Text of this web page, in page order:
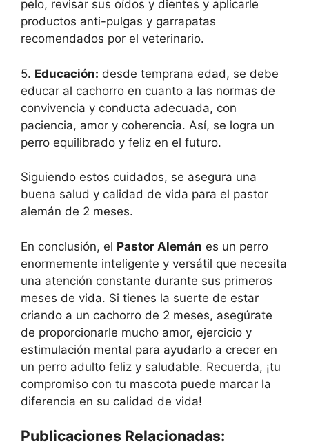
pelo, revisar sus oídos y dientes y aplicarle
productos anti-pulgas y garrapatas
recomendados por el veterinario.
5. Educación: desde temprana edad, se debe
educar al cachorro en cuanto a las normas de
convivencia y conducta adecuada, con
paciencia, amor y coherencia. Así, se logra un
perro equilibrado y feliz en el futuro.
Siguiendo estos cuidados, se asegura una
buena salud y calidad de vida para el pastor
alemán de 2 meses.
En conclusión, el Pastor Alemán es un perro
enormemente inteligente y versátil que necesita
una atención constante durante sus primeros
meses de vida. Si tienes la suerte de estar
criando a un cachorro de 2 meses, asegúrate
de proporcionarle mucho amor, ejercicio y
estimulación mental para ayudarlo a crecer en
un perro adulto feliz y saludable. Recuerda, ¡tu
compromiso con tu mascota puede marcar la
diferencia en su calidad de vida!
Publicaciones Relacionadas: